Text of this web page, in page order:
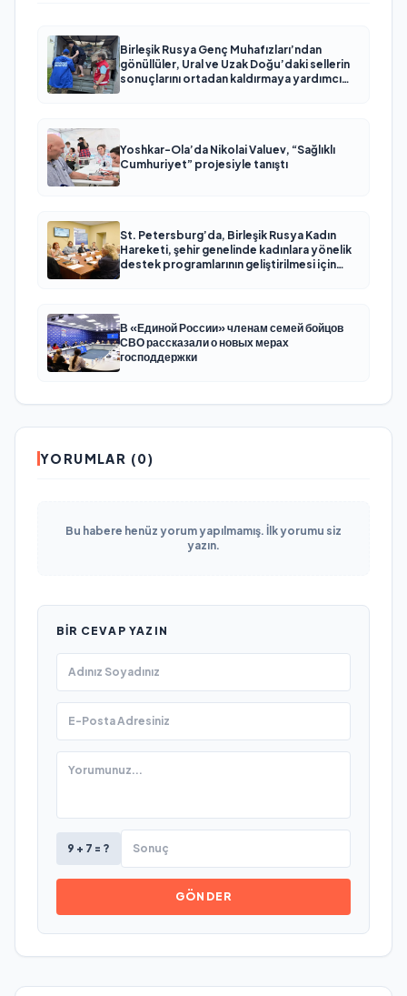
Birleşik Rusya Genç Muhafızları’ndan
gönüllüler, Ural ve Uzak Doğu’daki sellerin
sonuçlarını ortadan kaldırmaya yardımcı
Yoshkar-Ola’da Nikolai Valuev, “Sağlıklı
Cumhuriyet” projesiyle tanıştı
St. Petersburg’da, Birleşik Rusya Kadın
Hareketi, şehir genelinde kadınlara yönelik
destek programlarının geliştirilmesi için
В «Единой России» членам семей бойцов
СВО рассказали о новых мерах
господдержки
YORUMLAR (0)
Bu habere henüz yorum yapılmamış. İlk yorumu siz
yazın.
BIR CEVAP YAZIN
9 + 7 = ?
GÖNDER